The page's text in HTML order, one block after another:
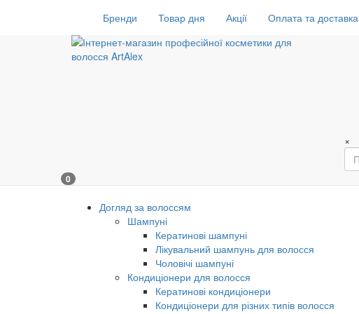
Бренди Товар дня Акції Оплата та доставка
×
0
Догляд за волоссям
Шампуні
Кератинові шампуні
Лікувальний шампунь для волосся
Чоловічі шампуні
Кондиціонери для волосся
Кератинові кондиціонери
Кондиціонери для різних типів волосся